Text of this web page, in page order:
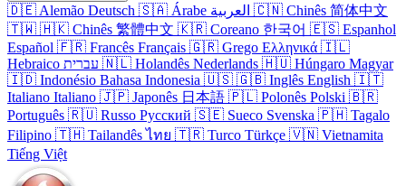
🇩🇪 Alemão Deutsch 🇸🇦 Árabe العربية 🇨🇳 Chinês 简体中文
🇹🇼 🇭🇰 Chinês 繁體中文 🇰🇷 Coreano 한국어 🇪🇸 Espanhol
Español 🇫🇷 Francês Français 🇬🇷 Grego Ελληνικά 🇮🇱
Hebraico עברית 🇳🇱 Holandês Nederlands 🇭🇺 Húngaro Magyar
🇮🇩 Indonésio Bahasa Indonesia 🇺🇸 🇬🇧 Inglês English 🇮🇹
Italiano Italiano 🇯🇵 Japonês 日本語 🇵🇱 Polonês Polski 🇧🇷
Português 🇷🇺 Russo Русский 🇸🇪 Sueco Svenska 🇵🇭 Tagalo
Filipino 🇹🇭 Tailandês ไทย 🇹🇷 Turco Türkçe 🇻🇳 Vietnamita
Tiếng Việt